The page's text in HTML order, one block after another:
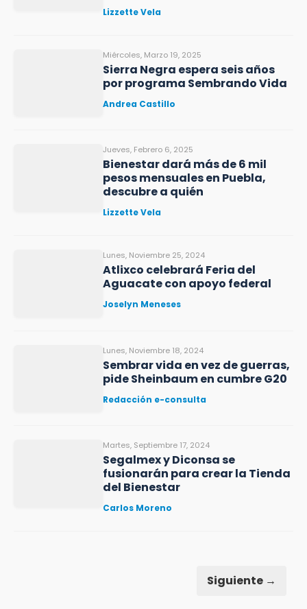
Lizzette Vela
Miércoles, Marzo 19, 2025
Sierra Negra espera seis años
por programa Sembrando Vida
Andrea Castillo
Jueves, Febrero 6, 2025
Bienestar dará más de 6 mil
pesos mensuales en Puebla,
descubre a quién
Lizzette Vela
Lunes, Noviembre 25, 2024
Atlixco celebrará Feria del
Aguacate con apoyo federal
Joselyn Meneses
Lunes, Noviembre 18, 2024
Sembrar vida en vez de guerras,
pide Sheinbaum en cumbre G20
Redacción e-consulta
Martes, Septiembre 17, 2024
Segalmex y Diconsa se
fusionarán para crear la Tienda
del Bienestar
Carlos Moreno
Siguiente →